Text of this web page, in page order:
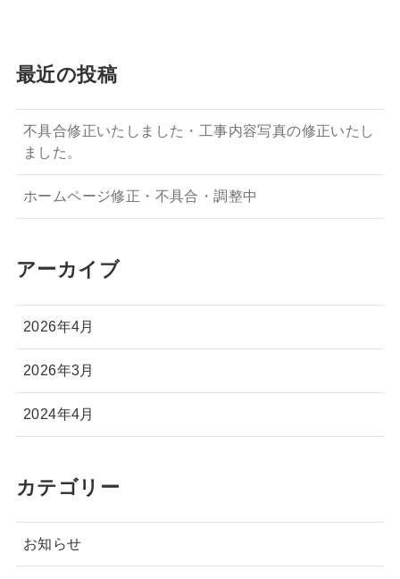
最近の投稿
不具合修正いたしました・工事内容写真の修正いたし
ました。
ホームページ修正・不具合・調整中
アーカイブ
2026年4月
2026年3月
2024年4月
カテゴリー
お知らせ